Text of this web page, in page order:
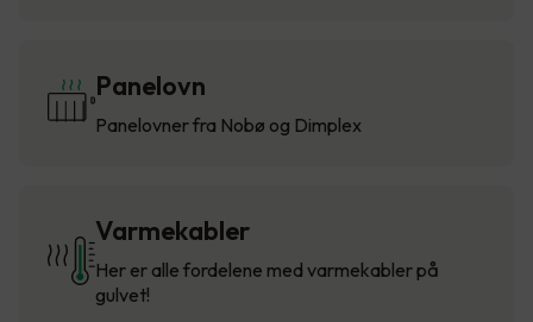
Panelovn
Panelovner fra Nobø og Dimplex
Varmekabler
Her er alle fordelene med varmekabler på
gulvet!